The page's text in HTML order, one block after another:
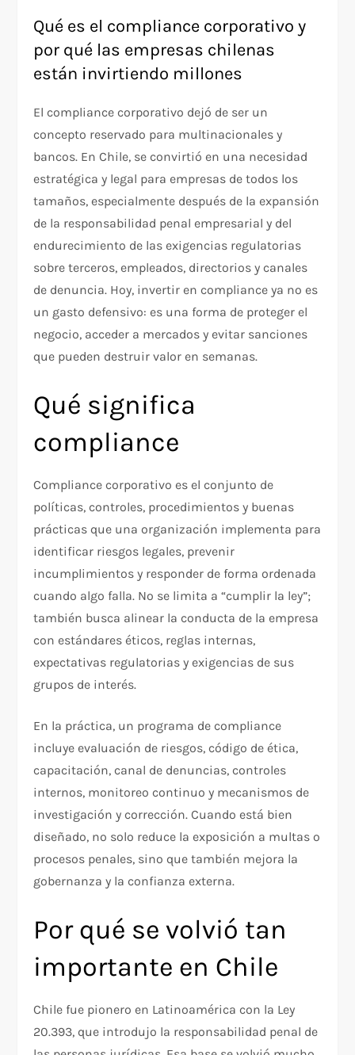
Qué es el compliance corporativo y
por qué las empresas chilenas
están invirtiendo millones
El compliance corporativo dejó de ser un
concepto reservado para multinacionales y
bancos. En Chile, se convirtió en una necesidad
estratégica y legal para empresas de todos los
tamaños, especialmente después de la expansión
de la responsabilidad penal empresarial y del
endurecimiento de las exigencias regulatorias
sobre terceros, empleados, directorios y canales
de denuncia. Hoy, invertir en compliance ya no es
un gasto defensivo: es una forma de proteger el
negocio, acceder a mercados y evitar sanciones
que pueden destruir valor en semanas.
Qué significa
compliance
Compliance corporativo es el conjunto de
políticas, controles, procedimientos y buenas
prácticas que una organización implementa para
identificar riesgos legales, prevenir
incumplimientos y responder de forma ordenada
cuando algo falla. No se limita a “cumplir la ley”;
también busca alinear la conducta de la empresa
con estándares éticos, reglas internas,
expectativas regulatorias y exigencias de sus
grupos de interés.
En la práctica, un programa de compliance
incluye evaluación de riesgos, código de ética,
capacitación, canal de denuncias, controles
internos, monitoreo continuo y mecanismos de
investigación y corrección. Cuando está bien
diseñado, no solo reduce la exposición a multas o
procesos penales, sino que también mejora la
gobernanza y la confianza externa.
Por qué se volvió tan
importante en Chile
Chile fue pionero en Latinoamérica con la Ley
20.393, que introdujo la responsabilidad penal de